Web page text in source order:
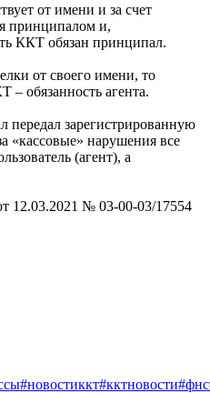
от имени и за счет
принципалом и,
ККТ обязан принципал.
от своего имени, то
– обязанность агента.
передал зарегистрированную
«кассовые» нарушения все
(агент), а
12.03.2021 № 03-00-03/17554
#новостиккт#кктновости#фнс